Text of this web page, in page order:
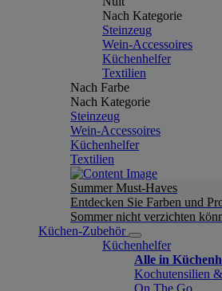
Nach Kategorie
Steinzeug
Wein-Accessoires
Küchenhelfer
Textilien
Nach Farbe
Nach Kategorie
Steinzeug
Wein-Accessoires
Küchenhelfer
Textilien
Summer Must-Haves
Entdecken Sie Farben und
Sommer nicht verzichten
Küchen-Zubehör
Küchenhelfer
Alle in
Kochutensilien
On The Go